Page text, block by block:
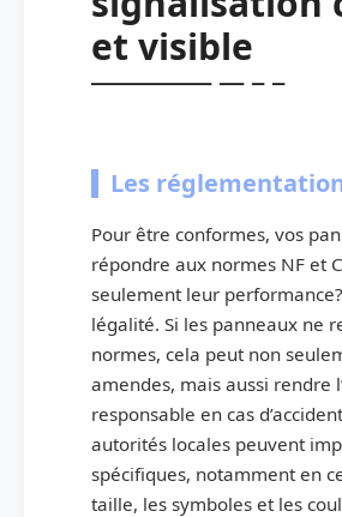
et visible
Les
Pour être conformes, vos
répondre aux normes NF et
seulement leur
légalité. Si les panneaux ne
normes, cela peut non
amendes, mais aussi rendre
responsable en cas
autorités locales peuvent
spécifiques, notamment en
taille, les symboles et les